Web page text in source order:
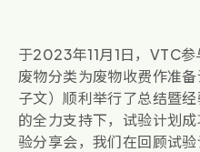
于2023年11月1日，VTC
废物分类为废物收费作准
子文）顺利举行了总结暨
的全力支持下，试验计划
验分享会，我们在回顾试